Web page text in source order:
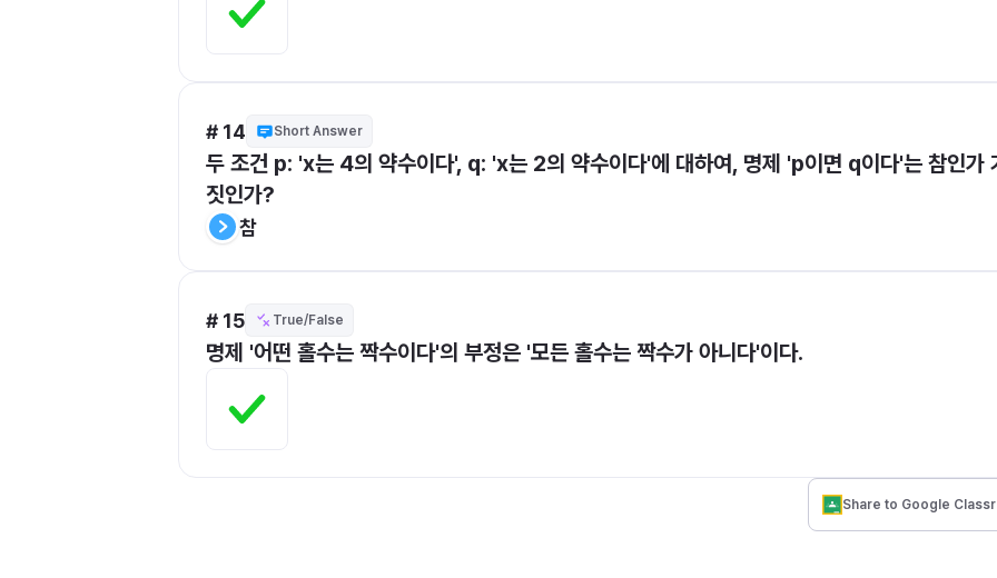
# 14 Short Answer
두 조건 p: 'x는 4의 약수이다', q: 'x는 2의 약수이다'에 대하여, 명제 'p이면 q이다'는 참인가
짓인가?
참
# 15 True/False
명제 '어떤 홀수는 짝수이다'의 부정은 '모든 홀수는 짝수가 아니다'이다.
Share to Google